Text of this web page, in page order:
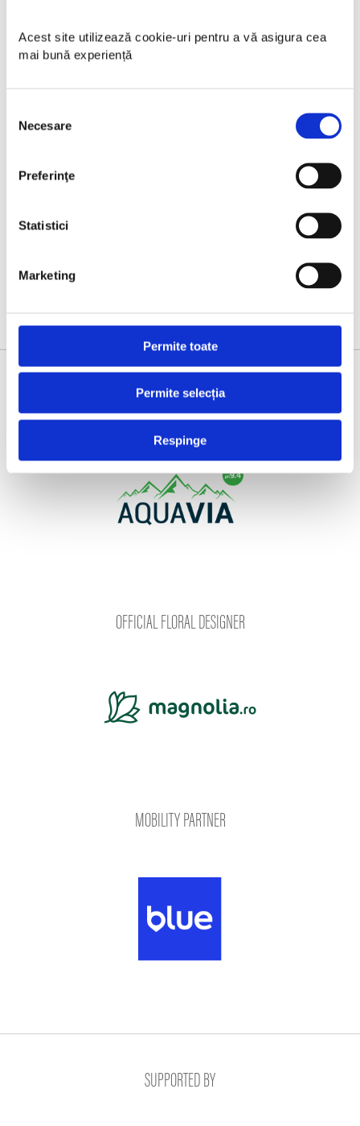
Acest site utilizează cookie-uri pentru a vă asigura cea
mai bună experiență
consimțământului
Necesare
Preferinţe
Statistici
Marketing
Permite toate
Permite selecția
Respinge
OFFICIAL WATER PARTNER
OFFICIAL FLORAL DESIGNER
MOBILITY PARTNER
SUPPORTED BY